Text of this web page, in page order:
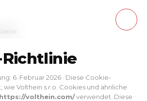
Richtlinie
6. Februar 2026 · Diese Cookie-
wie Volthein s.r.o. Cookies und ähnliche
https://volthein.com/verwendet. Diese